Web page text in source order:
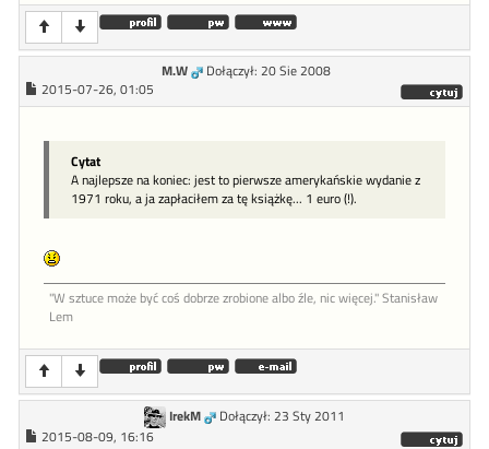
M.W
Dołączył: 20 Sie 2008
2015-07-26, 01:05
Cytat
A najlepsze na koniec: jest to pierwsze amerykańskie wydanie z
1971 roku, a ja zapłaciłem za tę książkę... 1 euro (!).
"W sztu­ce może być coś dob­rze zro­bione al­bo źle, nic więcej." Stanisław
Lem
IrekM
Dołączył: 23 Sty 2011
2015-08-09, 16:16